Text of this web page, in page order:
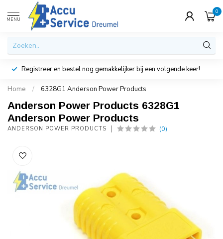
MENU
0
Registreer en bestel nog gemakkelijker bij een volgende keer!
Home / 6328G1 Anderson Power Products
Anderson Power Products 6328G1
Anderson Power Products
ANDERSON POWER PRODUCTS (0)